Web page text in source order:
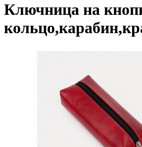
Ключница на